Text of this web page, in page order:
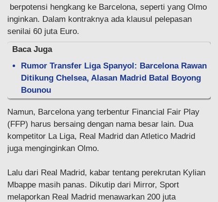
berpotensi hengkang ke Barcelona, seperti yang Olmo
inginkan. Dalam kontraknya ada klausul pelepasan
senilai 60 juta Euro.
Baca Juga
Rumor Transfer Liga Spanyol: Barcelona Rawan
Ditikung Chelsea, Alasan Madrid Batal Boyong
Bounou
Namun, Barcelona yang terbentur Financial Fair Play
(FFP) harus bersaing dengan nama besar lain. Dua
kompetitor La Liga, Real Madrid dan Atletico Madrid
juga menginginkan Olmo.
Lalu dari Real Madrid, kabar tentang perekrutan Kylian
Mbappe masih panas. Dikutip dari Mirror, Sport
melaporkan Real Madrid menawarkan 200 juta